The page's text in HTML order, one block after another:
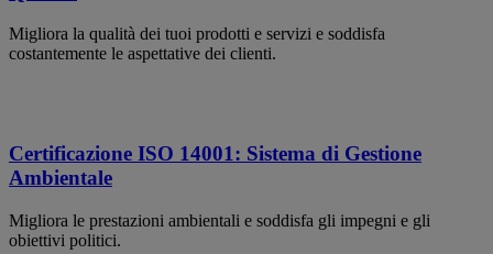
Migliora la qualità dei tuoi prodotti e servizi e soddisfa
costantemente le aspettative dei clienti.
Certificazione ISO 14001: Sistema di Gestione
Ambientale
Migliora le prestazioni ambientali e soddisfa gli impegni e gli
obiettivi politici.